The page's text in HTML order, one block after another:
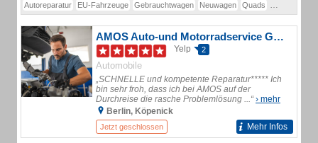
Autoreparatur EU-Fahrzeuge Gebrauchtwagen Neuwagen Quads
AMOS Auto-und Motorradservice GmbH
Yelp 2
Automobile
„SCHNELLE und kompetente Reparatur***** Ich
bin sehr froh, dass ich bei AMOS auf der
Durchreise die rasche Problemlösung ...“› mehr
Berlin, Köpenick
Jetzt geschlossen Mehr Infos